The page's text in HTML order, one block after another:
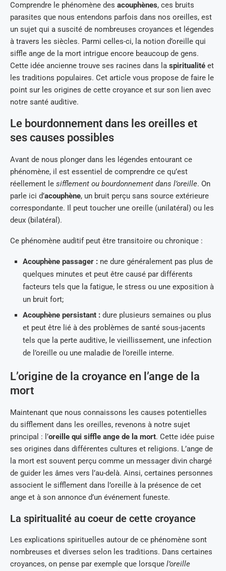
Comprendre le phénomène des acouphènes, ces bruits
parasites que nous entendons parfois dans nos oreilles, est
un sujet qui a suscité de nombreuses croyances et légendes
à travers les siècles. Parmi celles-ci, la notion d’oreille qui
siffle ange de la mort intrigue encore beaucoup de gens.
Cette idée ancienne trouve ses racines dans la spiritualité et
les traditions populaires. Cet article vous propose de faire le
point sur les origines de cette croyance et sur son lien avec
notre santé auditive.
Le bourdonnement dans les oreilles et
ses causes possibles
Avant de nous plonger dans les légendes entourant ce
phénomène, il est essentiel de comprendre ce qu’est
réellement le sifflement ou bourdonnement dans l’oreille. On
parle ici d’acouphène, un bruit perçu sans source extérieure
correspondante. Il peut toucher une oreille (unilatéral) ou les
deux (bilatéral).
Ce phénomène auditif peut être transitoire ou chronique :
Acouphène passager : ne dure généralement pas plus de
quelques minutes et peut être causé par différents
facteurs tels que la fatigue, le stress ou une exposition à
un bruit fort;
Acouphène persistant : dure plusieurs semaines ou plus
et peut être lié à des problèmes de santé sous-jacents
tels que la perte auditive, le vieillissement, une infection
de l’oreille ou une maladie de l’oreille interne.
L’origine de la croyance en l’ange de la
mort
Maintenant que nous connaissons les causes potentielles
du sifflement dans les oreilles, revenons à notre sujet
principal : l’oreille qui siffle ange de la mort. Cette idée puise
ses origines dans différentes cultures et religions. L’ange de
la mort est souvent perçu comme un messager divin chargé
de guider les âmes vers l’au-delà. Ainsi, certaines personnes
associent le sifflement dans l’oreille à la présence de cet
ange et à son annonce d’un événement funeste.
La spiritualité au coeur de cette croyance
Les explications spirituelles autour de ce phénomène sont
nombreuses et diverses selon les traditions. Dans certaines
croyances, on pense par exemple que lorsque l’oreille